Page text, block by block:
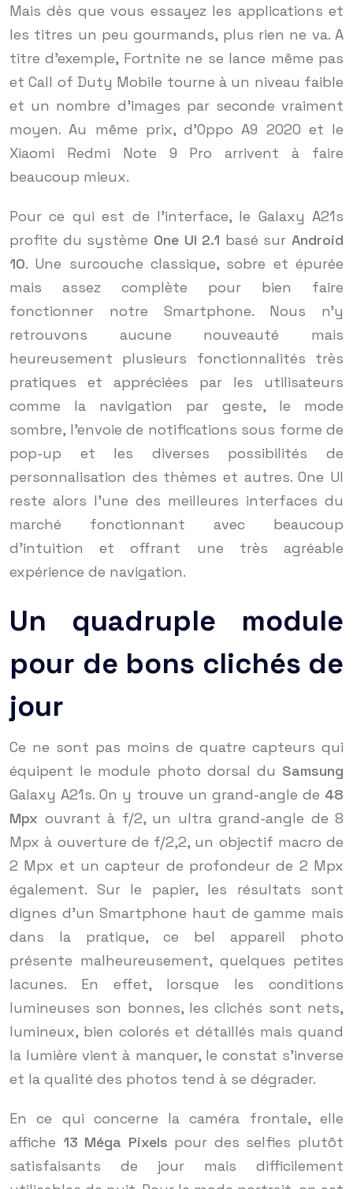
Mais dès que vous essayez les applications et
les titres un peu gourmands, plus rien ne va. A
titre d’exemple, Fortnite ne se lance même pas
et Call of Duty Mobile tourne à un niveau faible
et un nombre d’images par seconde vraiment
moyen. Au même prix, d’Oppo A9 2020 et le
Xiaomi Redmi Note 9 Pro arrivent à faire
beaucoup mieux.
Pour ce qui est de l’interface, le Galaxy A21s
profite du système One UI 2.1 basé sur Android
10. Une surcouche classique, sobre et épurée
mais assez complète pour bien faire
fonctionner notre Smartphone. Nous n’y
retrouvons aucune nouveauté mais
heureusement plusieurs fonctionnalités très
pratiques et appréciées par les utilisateurs
comme la navigation par geste, le mode
sombre, l’envoie de notifications sous forme de
pop-up et les diverses possibilités de
personnalisation des thèmes et autres. One UI
reste alors l’une des meilleures interfaces du
marché fonctionnant avec beaucoup
d’intuition et offrant une très agréable
expérience de navigation.
Un quadruple module
pour de bons clichés de
jour
Ce ne sont pas moins de quatre capteurs qui
équipent le module photo dorsal du Samsung
Galaxy A21s. On y trouve un grand-angle de 48
Mpx ouvrant à f/2, un ultra grand-angle de 8
Mpx à ouverture de f/2,2, un objectif macro de
2 Mpx et un capteur de profondeur de 2 Mpx
également. Sur le papier, les résultats sont
dignes d’un Smartphone haut de gamme mais
dans la pratique, ce bel appareil photo
présente malheureusement, quelques petites
lacunes. En effet, lorsque les conditions
lumineuses son bonnes, les clichés sont nets,
lumineux, bien colorés et détaillés mais quand
la lumière vient à manquer, le constat s’inverse
et la qualité des photos tend à se dégrader.
En ce qui concerne la caméra frontale, elle
affiche 13 Méga Pixels pour des selfies plutôt
satisfaisants de jour mais difficilement